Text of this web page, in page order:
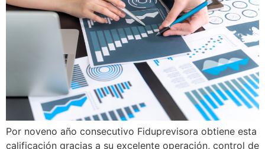
Por noveno año consecutivo Fiduprevisora obtiene esta
calificación gracias a su excelente operación, control de